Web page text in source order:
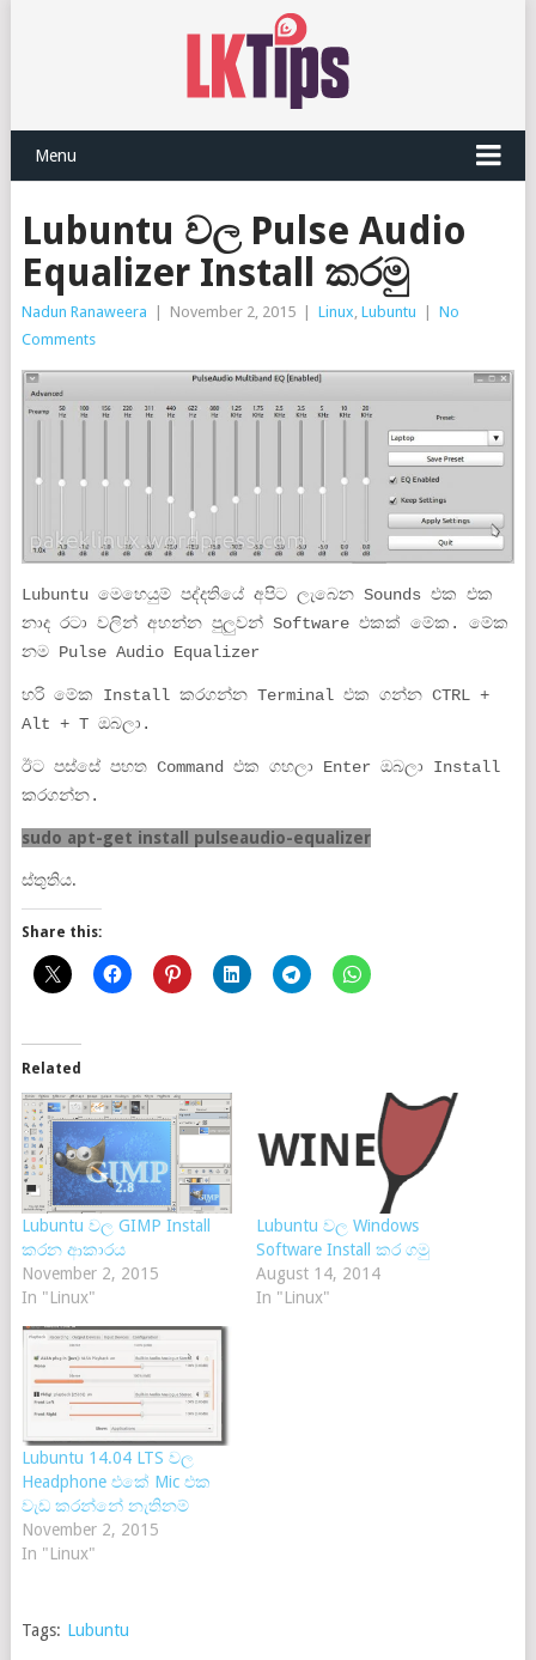
Menu
Lubuntu වල Pulse Audio
Equalizer Install කරමු
Nadun Ranaweera November 2, 2015 Linux, Lubuntu
No
Comments
Lubuntu මෙහෙයුම් පද්දතියේ අපිට ලැබෙන Sounds එක එක
නාද රටා වලින් අහන්න පුලුවන් Software එකක් මේක. මේක
නම Pulse Audio Equalizer
හරි මේක Install කරගන්න Terminal එක ගන්න CTRL +
Alt + T ඔබලා.
ඊට පස්සේ පහත Command එක ගහලා Enter ඔබලා Install
කරගන්න.
sudo apt-get install pulseaudio-equalizer
ස්තුතිය.
Share this:
Related
Lubuntu වල GIMP Install
කරන ආකාරය
November 2, 2015
In "Linux"
Lubuntu වල Windows
Software Install කර ගමු
August 14, 2014
In "Linux"
Lubuntu 14.04 LTS වල
Headphone එකේ Mic එක
වැඩ කරන්නේ නැතිනම්
November 2, 2015
In "Linux"
Tags: Lubuntu